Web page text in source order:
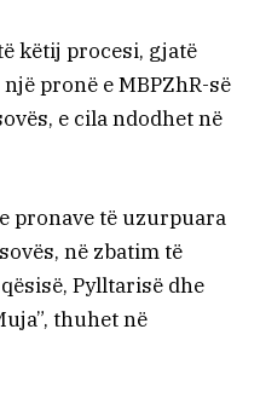
këtij procesi, gjatë
pronë e MBPZhR-së
e cila ndodhet në
pronave të uzurpuara
në zbatim të
Pylltarisë dhe
thuhet në